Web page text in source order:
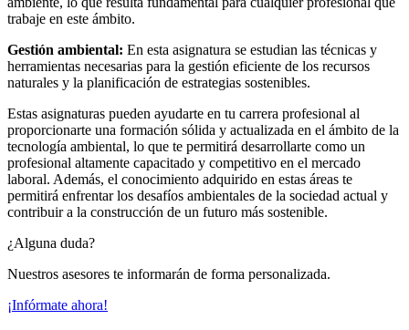
trabaje en este ámbito.
Gestión ambiental: En esta asignatura se estudian las técnicas y
herramientas necesarias para la gestión eficiente de los recursos
naturales y la planificación de estrategias sostenibles.
Estas asignaturas pueden ayudarte en tu carrera profesional al
proporcionarte una formación sólida y actualizada en el ámbito de la
tecnología ambiental, lo que te permitirá desarrollarte como un
profesional altamente capacitado y competitivo en el mercado
laboral. Además, el conocimiento adquirido en estas áreas te
permitirá enfrentar los desafíos ambientales de la sociedad actual y
contribuir a la construcción de un futuro más sostenible.
¿Alguna duda?
Nuestros asesores te informarán de forma personalizada.
¡Infórmate ahora!